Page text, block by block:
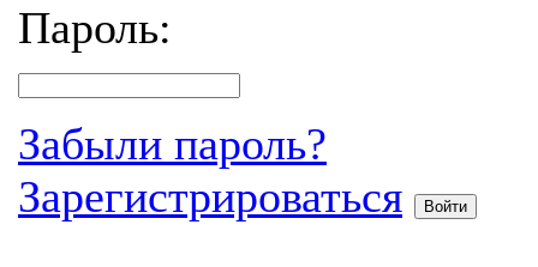
Пароль:
Забыли пароль?
Зарегистрироваться
Войти